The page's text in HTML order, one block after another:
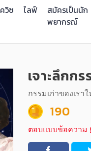
ควิซ ไลฟ์
สมัครเป็นนัก
พยากรณ์
เจาะลึกก
กรรมเก่าของเรา
190
ตอบแบบข้อความ